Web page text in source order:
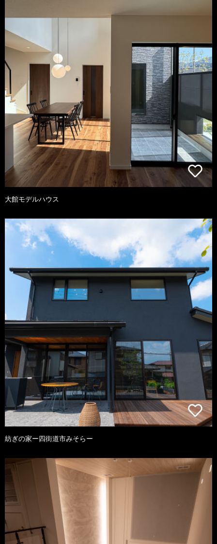
大館モデルハウス
紡ぎの家ー四街道市みそらー